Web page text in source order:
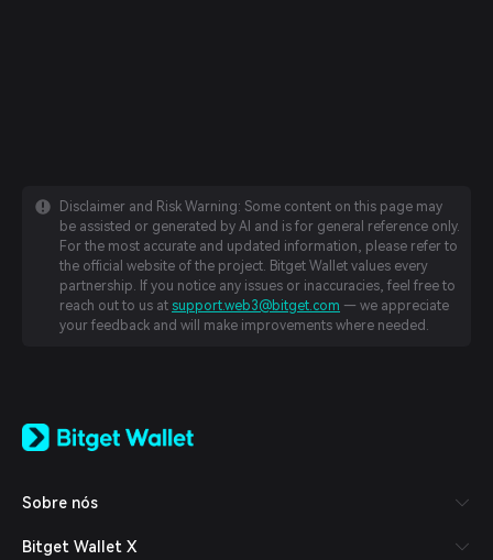
Disclaimer and Risk Warning: Some content on this page may
be assisted or generated by AI and is for general reference only.
For the most accurate and updated information, please refer to
the official website of the project. Bitget Wallet values every
partnership. If you notice any issues or inaccuracies, feel free to
reach out to us at support.web3@bitget.com — we appreciate
your feedback and will make improvements where needed.
日本語
Español (Latinoamérica)
Italiano
Sobre nós
Bitget Wallet X